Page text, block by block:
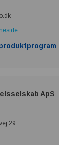
ApS
29